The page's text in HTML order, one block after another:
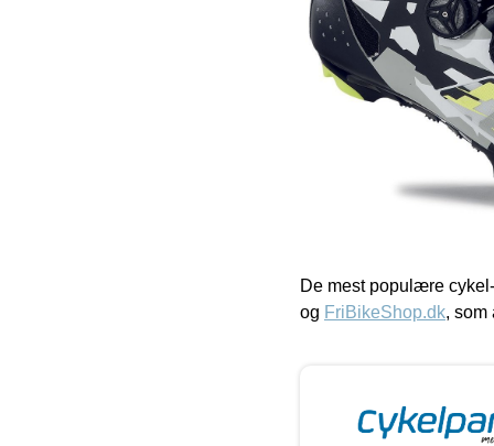
De mest populære
og FriBikeShop.dk, som